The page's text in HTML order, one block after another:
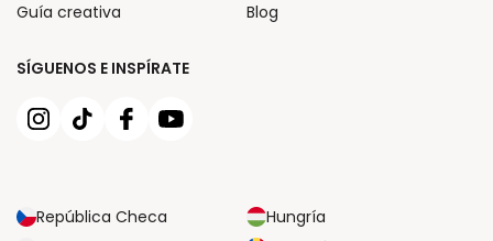
SÍGUENOS E INSPÍRATE
República Checa
Hungría
Guía creativa
Blog